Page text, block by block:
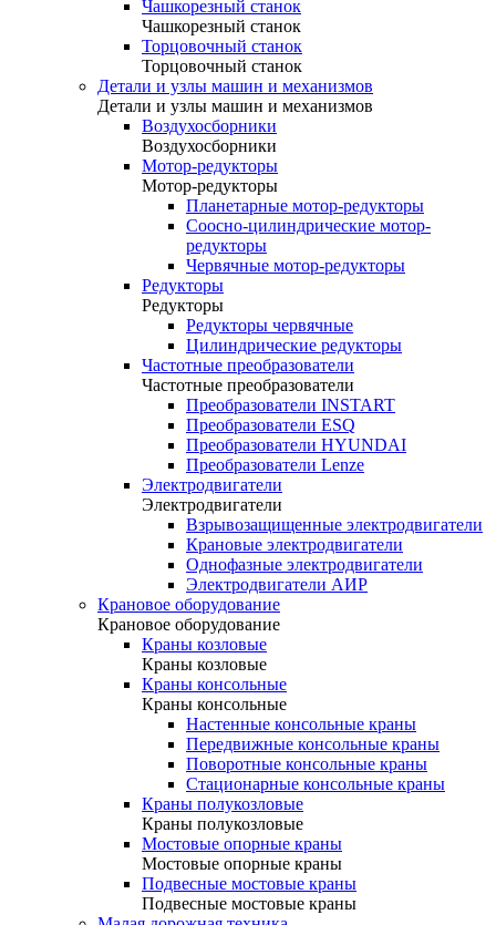
Чашкорезный станок
Чашкорезный станок
Торцовочный станок
Торцовочный станок
Детали и узлы машин и механизмов
Детали и узлы машин и механизмов
Воздухосборники
Воздухосборники
Мотор-редукторы
Мотор-редукторы
Планетарные мотор-редукторы
Соосно-цилиндрические мотор-
редукторы
Червячные мотор-редукторы
Редукторы
Редукторы
Редукторы червячные
Цилиндрические редукторы
Частотные преобразователи
Частотные преобразователи
Преобразователи INSTART
Преобразователи ESQ
Преобразователи HYUNDAI
Преобразователи Lenze
Электродвигатели
Электродвигатели
Взрывозащищенные электродвигатели
Крановые электродвигатели
Однофазные электродвигатели
Электродвигатели АИР
Крановое оборудование
Крановое оборудование
Краны козловые
Краны козловые
Краны консольные
Краны консольные
Настенные консольные краны
Передвижные консольные краны
Поворотные консольные краны
Стационарные консольные краны
Краны полукозловые
Краны полукозловые
Мостовые опорные краны
Мостовые опорные краны
Подвесные мостовые краны
Подвесные мостовые краны